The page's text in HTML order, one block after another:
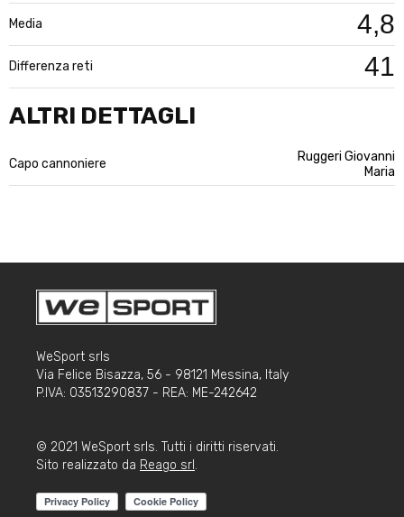
Media 4,8
Differenza reti 41
ALTRI DETTAGLI
Capo cannoniere
Ruggeri Giovanni
Maria
WeSport srls
Via Felice Bisazza, 56 - 98121 Messina, Italy
P.IVA: 03513290837 - REA: ME-242642
© 2021 WeSport srls. Tutti i diritti riservati.
Sito realizzato da Reago srl .